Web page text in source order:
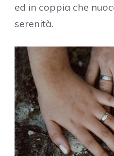
ed in coppia che
serenità.